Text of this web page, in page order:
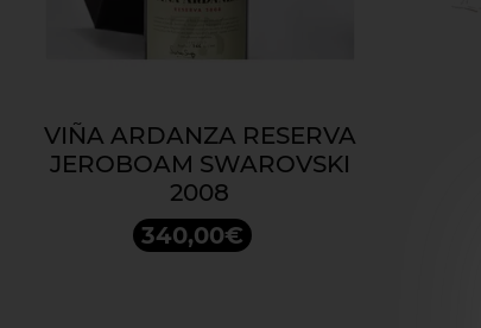
VIÑA ARDANZA RESERVA
JEROBOAM SWAROVSKI
2008
340,00€